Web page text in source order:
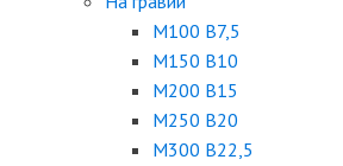
М100 B7,5
М150 B10
М200 B15
М250 B20
М300 B22,5